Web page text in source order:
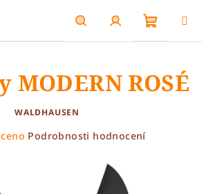
HledatPřihlášení
košík
MODERN ROSÉ
WALDHAUSEN
Podrobnosti hodnocení